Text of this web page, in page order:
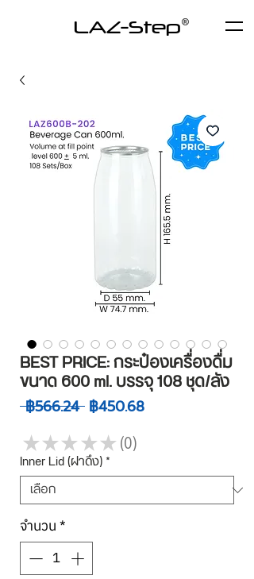
LAZ-Step
BEST PRICE: กระป๋องเครื่องดื่ม
ขนาด 600 ml. บรรจุ 108 ชุด/ลัง
฿566.24 ราคา
฿450.68ราคา
★ ★ ★ ★ ★ 0
0
Inner Lid (ฝาดึง)*
จำนวน *